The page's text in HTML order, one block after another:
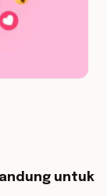
untuk